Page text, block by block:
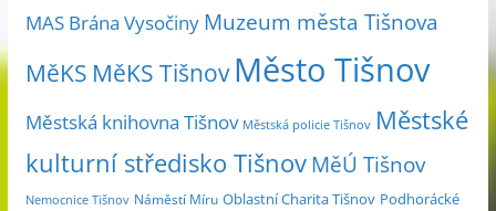
s
í
e
MAS Brána Vysočiny Muzeum města Tišnova
MěKS MěKS Tišnov Město Tišnov
Městská knihovna Tišnov Městská policie Tišnov Městské
kulturní středisko Tišnov MěÚ Tišnov
Nemocnice Tišnov Náměstí Míru Oblastní Charita Tišnov Podhorácké